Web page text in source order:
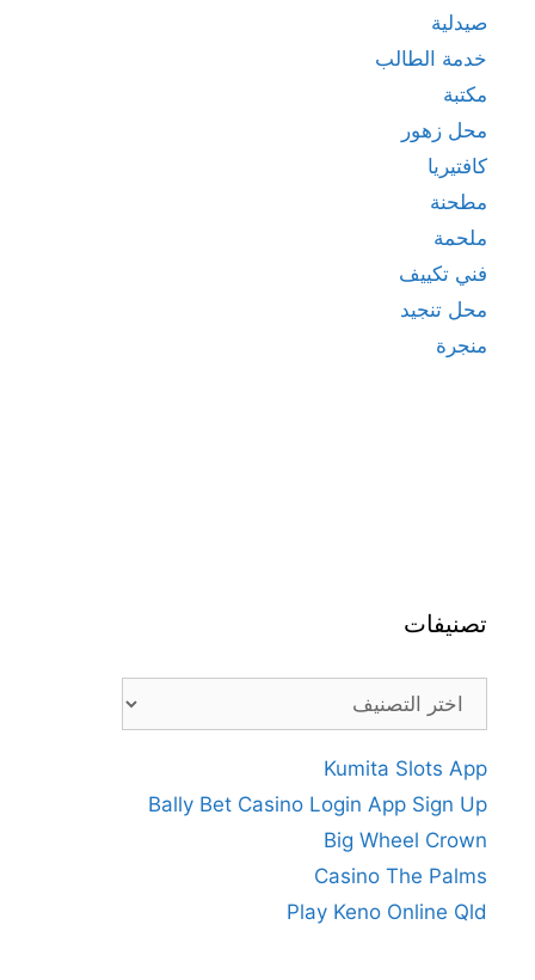
صيدلية
خدمة الطالب
مكتبة
محل زهور
كافتيريا
مطحنة
ملحمة
فني تكييف
محل تنجيد
منجرة
تصنيفات
تصنيفات
Kumita Slots App
Bally Bet Casino Login App Sign Up
Big Wheel Crown
Casino The Palms
Play Keno Online Qld